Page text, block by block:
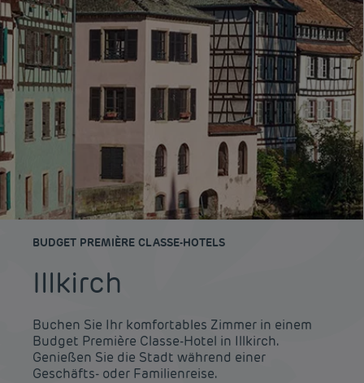
BUDGET PREMIÈRE CLASSE-HOTELS
Illkirch
Buchen Sie Ihr komfortables Zimmer in einem
Budget Première Classe-Hotel in Illkirch.
Genießen Sie die Stadt während einer
Geschäfts- oder Familienreise.